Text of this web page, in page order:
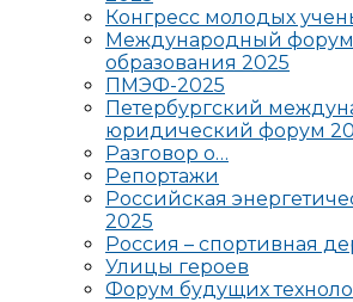
Конгресс молодых
Международный
образования 2025
ПМЭФ-2025
Петербургский
юридический форум
Разговор о…
Репортажи
Российская
2025
Россия – спортивная
Улицы героев
Форум будущих